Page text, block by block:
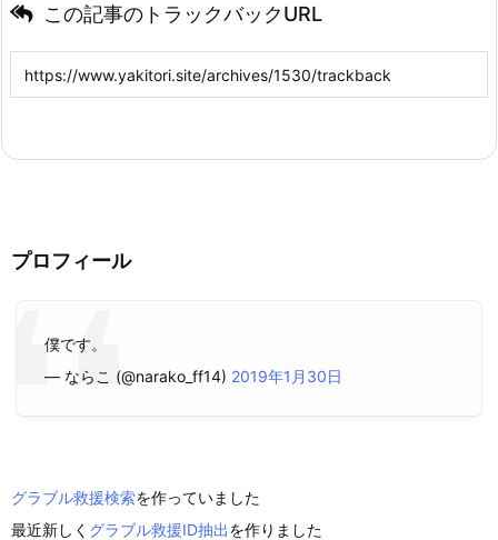
この記事のトラックバックURL
プロフィール
僕です。
— ならこ (@narako_ff14) 2019年1月30日
グラブル救援検索を作っていました
最近新しく グラブル救援ID抽出を作りました